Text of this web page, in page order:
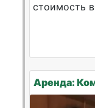
стоимость
Аренда: